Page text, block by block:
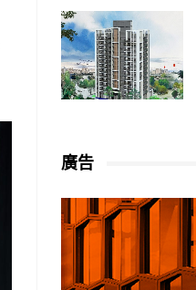
廣告